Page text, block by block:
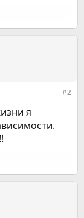
#2
я